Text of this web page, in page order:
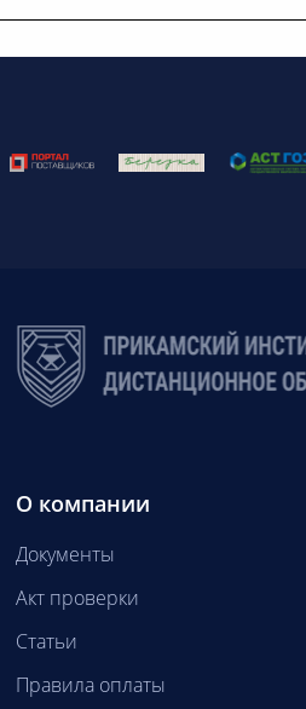
О компании
Документы
Акт проверки
Статьи
Правила оплаты